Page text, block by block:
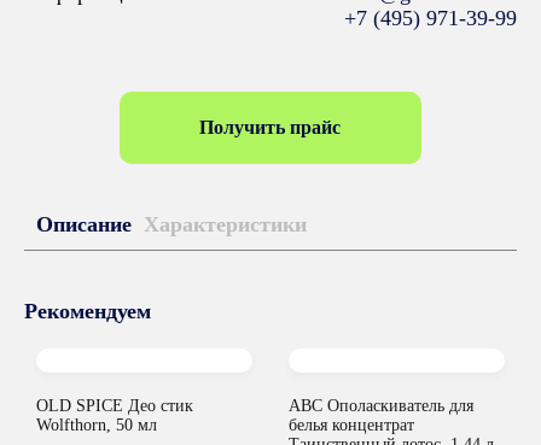
+7 (495) 971-39-99
Получить прайс
Описание Характеристики
Рекомендуем
OLD SPICE Део стик
Wolfthorn, 50 мл
ABC Ополаскиватель для
белья концентрат